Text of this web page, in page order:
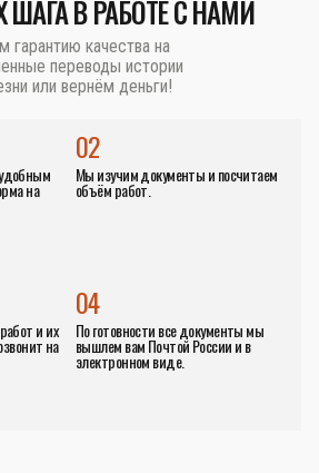
В РАБОТЕ С НАМИ
гарантию качества на
переводы истории
или вернём деньги!
на
02
Мы изучим документы и посчитаем
объём работ.
04
По готовности все документы мы
вышлем вам Почтой России и в
электронном виде.
и их
на